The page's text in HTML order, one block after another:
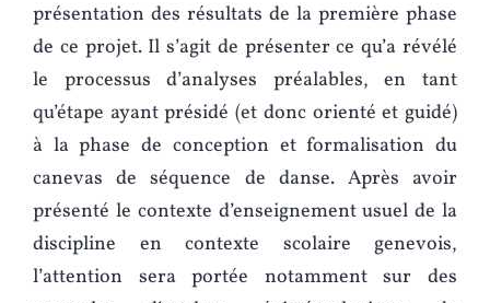
présentation des résultats de la première phase
de ce projet. Il s’agit de présenter ce qu’a révélé
le processus d’analyses préalables, en tant
qu’étape ayant présidé (et donc orienté et guidé)
à la phase de conception et formalisation du
canevas de séquence de danse. Après avoir
présenté le contexte d’enseignement usuel de la
discipline en contexte scolaire genevois,
l’attention sera portée notamment sur des